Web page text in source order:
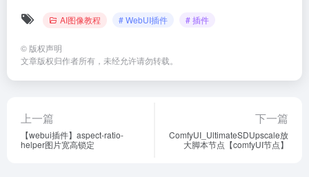
AI图像教程 # WebUI插件 # 插件
© 版权声明
文章版权归作者所有，未经允许请勿转载。
上一篇
【webui插件】aspect-ratio-
helper图片宽高锁定
下一篇
ComfyUI_UltimateSDUpscale放
大脚本节点【comfyUI节点】